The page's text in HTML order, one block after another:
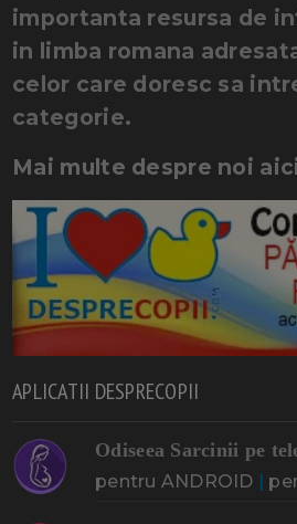
importanta resursa de
in limba romana
celor care doresc sa
categorie.
Mai multe despre noi
APLICATII DESPRECOPII
Odiseea Sarcinii pe
pentru ANDROID |